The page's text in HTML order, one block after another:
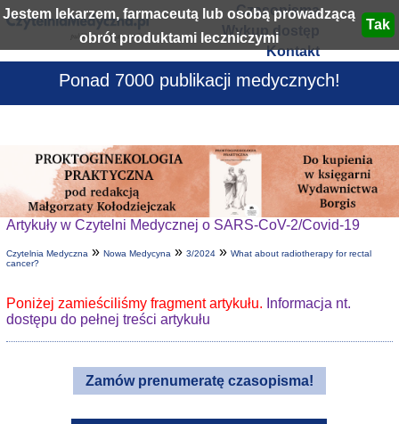
Jestem lekarzem, farmaceutą lub osobą prowadzącą
obrót produktami leczniczymi
Czasopisma
Wykup dostęp
Kontakt
Ponad 7000 publikacji medycznych!
Artykuły w Czytelni Medycznej o SARS-CoV-2/Covid-19
Czytelnia Medyczna» Nowa Medycyna» 3/2024» What about radiotherapy for rectal
cancer?
Poniżej zamieściliśmy fragment artykułu. Informacja nt.
dostępu do pełnej treści artykułu
Zamów prenumeratę czasopisma!